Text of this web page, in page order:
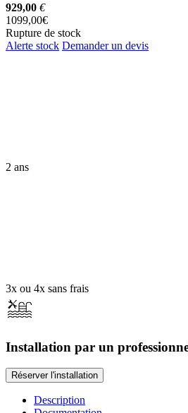
929,00 €
1099,00€
Rupture de stock
Alerte stock Demander un devis
2 ans
3x ou 4x sans frais
Installation par un
Réserver l'installation
Description